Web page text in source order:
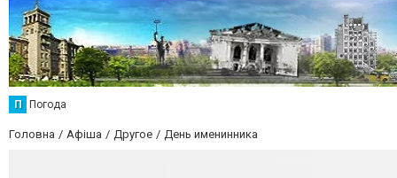
П Погода
Головна Афіша Другое День именинника